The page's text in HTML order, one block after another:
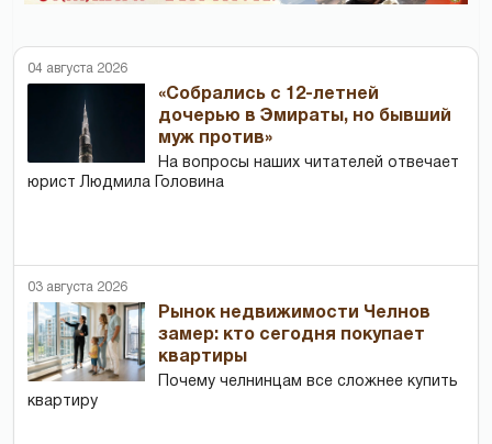
04 августа 2026
«Собрались с 12-летней
дочерью в Эмираты, но бывший
муж против»
На вопросы наших читателей отвечает
юрист Людмила Головина
03 августа 2026
Рынок недвижимости Челнов
замер: кто сегодня покупает
квартиры
Почему челнинцам все сложнее купить
квартиру